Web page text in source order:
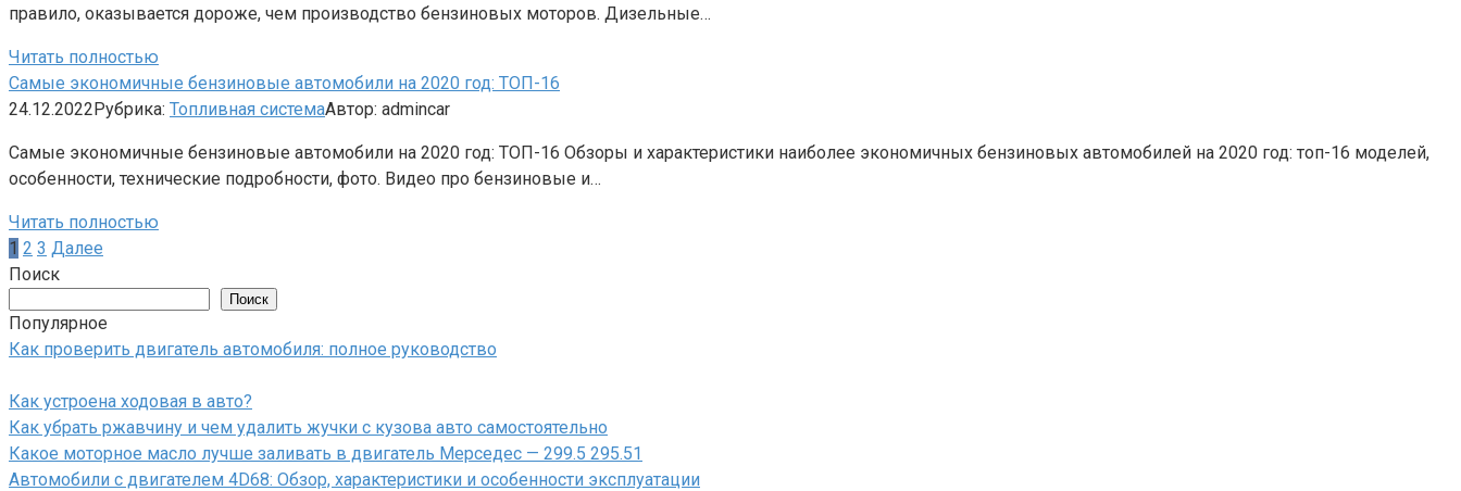
правило, оказывается дороже, чем производство бензиновых моторов. Дизельные…
Читать полностью
Самые экономичные бензиновые автомобили на 2020 год: ТОП-16
24.12.2022Рубрика: Топливная системаАвтор: admincar
Самые экономичные бензиновые автомобили на 2020 год: ТОП-16 Обзоры и характеристики наиболее экономичных бензиновых автомобилей на 2020 год: топ-16 моделей,
особенности, технические подробности, фото. Видео про бензиновые и…
Читать полностью
Пагинация
записей
1 2 3 Далее
Поиск
Поиск
Популярное
Как проверить двигатель автомобиля: полное руководство
Как устроена ходовая в авто?
Как убрать ржавчину и чем удалить жучки с кузова авто самостоятельно
Какое моторное масло лучше заливать в двигатель Мерседес — 299.5 295.51
Автомобили с двигателем 4D68: Обзор, характеристики и особенности эксплуатации